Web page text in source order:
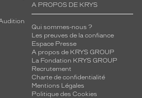
A PROPOS DE KRYS
Qui sommes-nous ?
Les preuves de la confiance
Espace Presse
A propos de KRYS GROUP
La Fondation KRYS GROUP
Recrutement
Charte de confidentialité
Mentions Légales
Politique des Cookies